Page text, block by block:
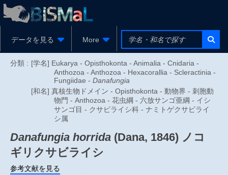
データを見る More
分類 : [学名] Eukarya - Opisthokonta - Animalia - Cnidaria -
Anthozoa - Anthozoa - Hexacorallia - Scleractinia -
Fungiidae - Danafungia
[和名] 真核生物ドメイン - Opisthokonta - 動物界 - 刺胞動
物門 - Anthozoa - 花虫綱 - 六放サンゴ亜綱 - イシ
サンゴ目 - クサビライシ科 - ナミトゲクサビライ
シ属
Danafungia horrida (Dana, 1846) ノコ
ギリクサビライシ
参考文献を見る